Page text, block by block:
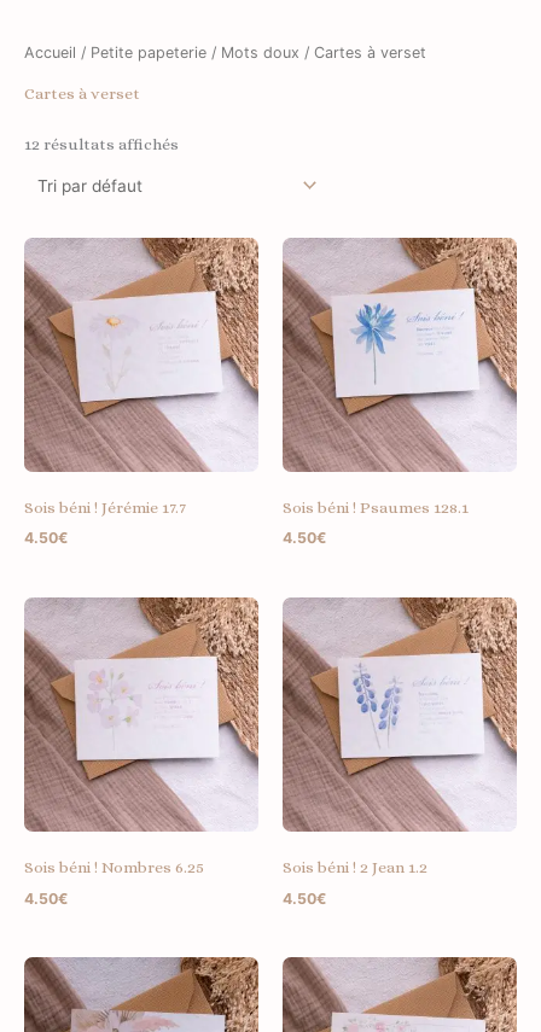
Accueil / Petite papeterie / Mots doux / Cartes à verset
Cartes à verset
12 résultats affichés
Sois béni ! Jérémie 17.7
4.50€
Sois béni ! Psaumes 128.1
4.50€
Sois béni ! Nombres 6.25
4.50€
Sois béni ! 2 Jean 1.2
4.50€